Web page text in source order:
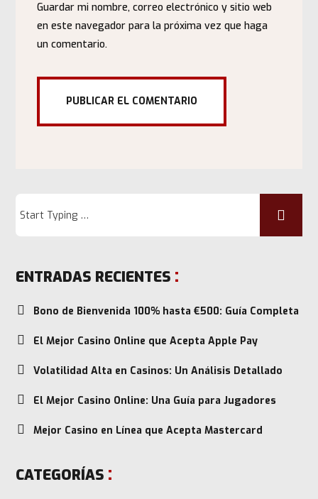
Guardar mi nombre, correo electrónico y sitio web
en este navegador para la próxima vez que haga
un comentario.
ENTRADAS RECIENTES
Bono de Bienvenida 100% hasta €500: Guía Completa
El Mejor Casino Online que Acepta Apple Pay
Volatilidad Alta en Casinos: Un Análisis Detallado
El Mejor Casino Online: Una Guía para Jugadores
Mejor Casino en Línea que Acepta Mastercard
CATEGORÍAS